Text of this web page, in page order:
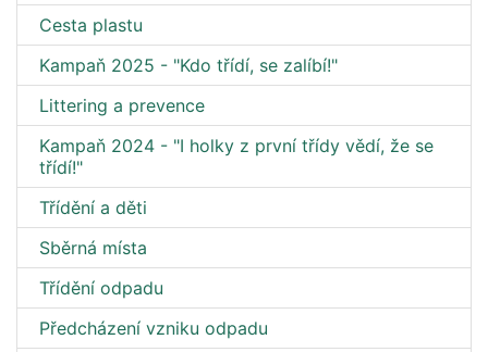
Cesta plastu
Kampaň 2025 - "Kdo třídí, se zalíbí!"
Littering a prevence
Kampaň 2024 - "I holky z první třídy vědí, že se
třídí!"
Třídění a děti
Sběrná místa
Třídění odpadu
Předcházení vzniku odpadu